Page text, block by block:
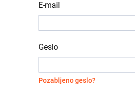
E-mail
Geslo
Pozabljeno geslo?